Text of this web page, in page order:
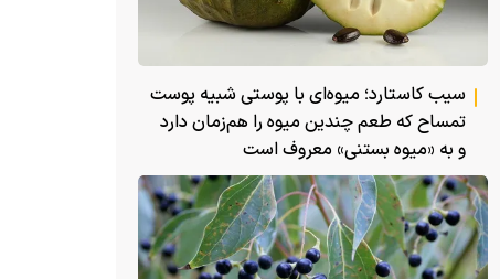
سیب کاستارد؛ میوه‌ای با پوستی شبیه پوست
تمساح که طعم چندین میوه را هم‌زمان دارد
و به «میوه بستنی» معروف است